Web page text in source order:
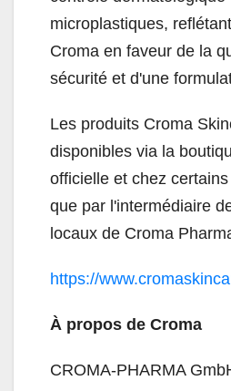
microplastiques,
Croma en faveur de la
sécurité et d'une
Les produits Croma
disponibles via la
officielle et chez
que par l'intermédiaire
locaux de Croma
https://
À propos de Croma
CROMA-PHARMA